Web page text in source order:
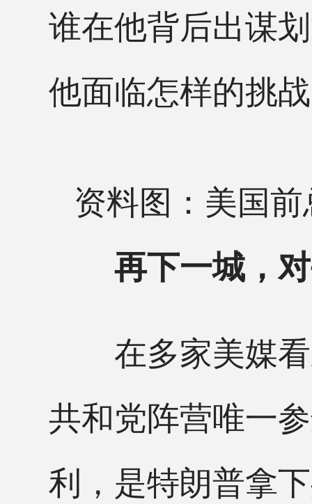
谁在他背后出谋
他面临怎样的挑
资料图：美国
再下一城，
在多家美媒看
共和党阵营唯一
利，是特朗普拿